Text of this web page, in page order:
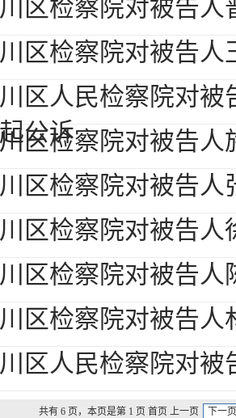
区检察院对被告人
区检察院对被告人
区人民检察院对被
公诉
区检察院对被告人
区检察院对被告人
区检察院对被告人
区检察院对被告人
区检察院对被告人
区人民检察院对被
共有 6 页，本页是第 1 页 首页 上一页 下一页